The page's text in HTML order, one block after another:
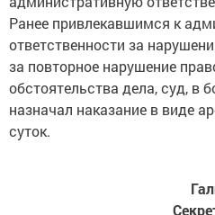
Ранее привлекавшимся к
ответственности за
за повторное нарушение
обстоятельства дела, суд, в
назначал наказание в виде
суток.